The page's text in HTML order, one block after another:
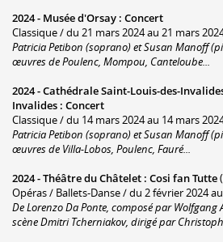
2024 - Musée d'Orsay : Concert
Classique / du 21 mars 2024 au 21 mars
Patricia Petibon (soprano) et Susan Manoff
œuvres de Poulenc, Mompou, Canteloube...
2024 -Cathédrale Saint-Louis-des-
Invalides : Concert
Classique / du 14 mars 2024 au 14 mars
Patricia Petibon (soprano) et Susan Manoff
œuvres de Villa-Lobos, Poulenc, Fauré...
2024 -Théâtre du Châtelet : Cosi fan Tutte
Opéras / Ballets-Danse / du 2 février 2024
De Lorenzo Da Ponte, composé par Wolfgang
scène Dmitri Tcherniakov, dirigé par